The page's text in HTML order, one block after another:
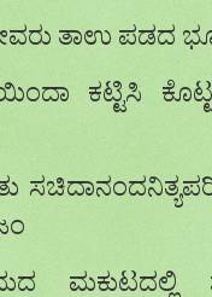
ತಾಉ ಪಡದ
ಕಟ್ಟಿಸಿ
ಮಕುಟದಲ್ಲಿ